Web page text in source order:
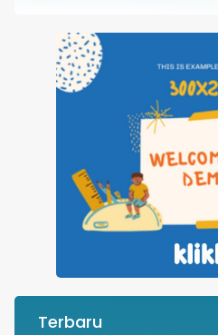
Terbaru